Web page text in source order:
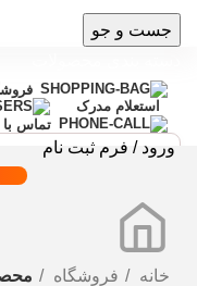
جست و جو
استعلام مدرک
تماس با
ورود / فرم ثبت نام
خانه فروشگاه